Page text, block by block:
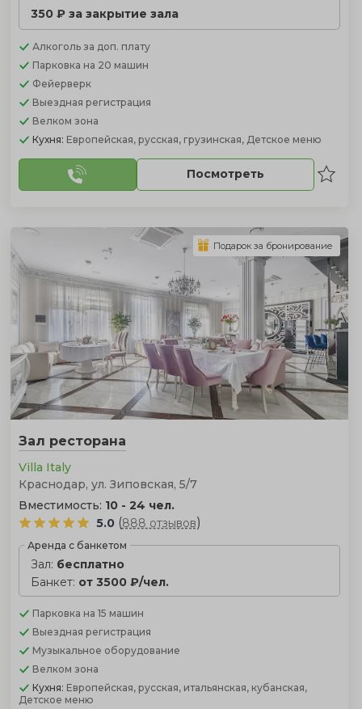
350 ₽ за закрытие зала
Алкоголь за доп. плату
Парковка на 20 машин
Фейерверк
Выездная регистрация
Велком зона
Кухня: Европейская, русская, грузинская, Детское меню
Посмотреть
Зал ресторана
Villa Italy
Краснодар, ул. Зиповская, 5/7
Вместимость: 10 - 24 чел.
5.0 (888 отзывов)
Аренда с банкетом
Зал: бесплатно
Банкет: от 3500 ₽/чел.
Парковка на 15 машин
Выездная регистрация
Музыкальное оборудование
Велком зона
Кухня: Европейская, русская, итальянская, кубанская,
Детское меню
Подарок за бронирование